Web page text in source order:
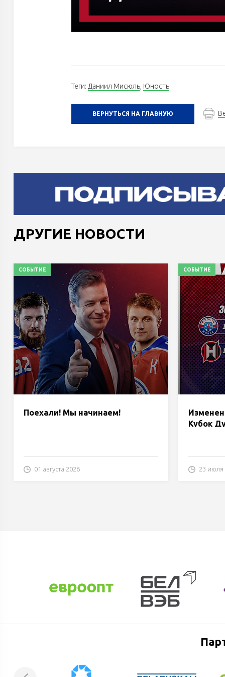
Теги: Даниил Мисюль, Юность
ВЕРНУТЬСЯ НА ГЛАВНУЮ
ДРУГИЕ НОВОСТИ
СОБЫТИЕ
Поехали! Мы начинаем!
01 августа 2026
СОБЫТИЕ
Кубок
23 июля